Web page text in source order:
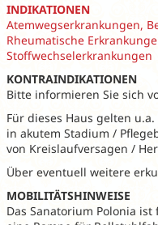
INDIKATIONEN
Atemwegserkrankungen,
Rheumatische
Stoffwechselerkrankungen
KONTRAINDIKATIONEN
Bitte informieren Sie sich
Für dieses Haus gelten
in akutem Stadium /
von Kreislaufversagen /
Über eventuell weitere
MOBILITÄTSHINWEISE
Das Sanatorium Polonia